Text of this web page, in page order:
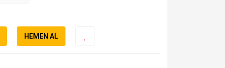
HEMEN AL